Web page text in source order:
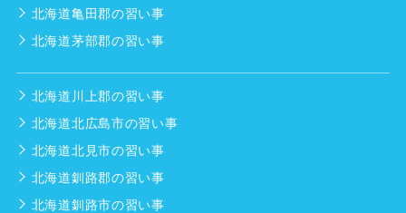
北海道亀田郡の習い事
北海道茅部郡の習い事
北海道川上郡の習い事
北海道北広島市の習い事
北海道北見市の習い事
北海道釧路郡の習い事
北海道釧路市の習い事